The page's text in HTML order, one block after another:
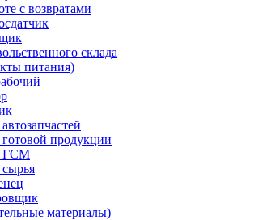
с возвратами
склада
питания)
продукции
ГСМ
материалы)